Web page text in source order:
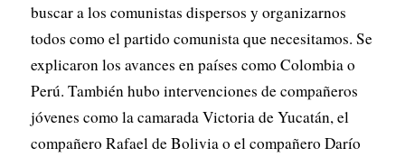
buscar a los comunistas dispersos y organizarnos
todos como el partido comunista que necesitamos. Se
explicaron los avances en países como Colombia o
Perú. También hubo intervenciones de compañeros
jóvenes como la camarada Victoria de Yucatán, el
compañero Rafael de Bolivia o el compañero Darío